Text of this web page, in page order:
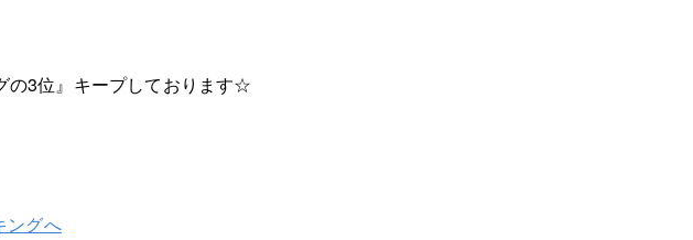
の3位』キープしております☆
ングへ